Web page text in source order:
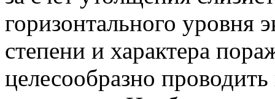
горизонтального уровня
степени и характера
целесообразно